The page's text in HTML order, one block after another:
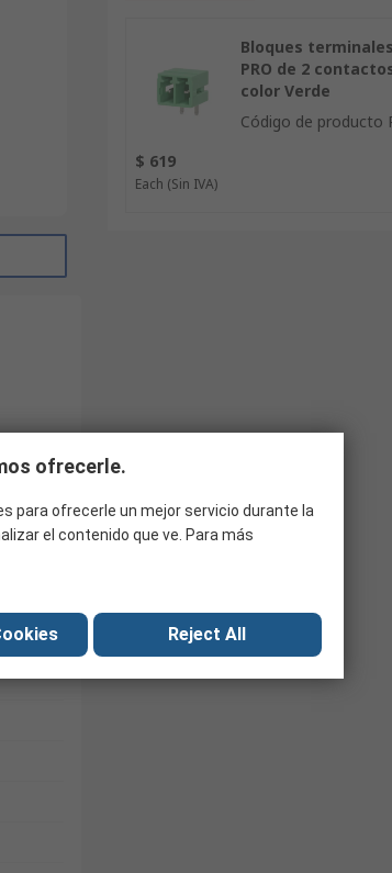
Bloques
PRO de 2
color Verde
Código de producto
$ 619
Each (Sin IVA)
ofrecerle.
para ofrecerle un mejor servicio durante la
el contenido que ve. Para más
Reject All